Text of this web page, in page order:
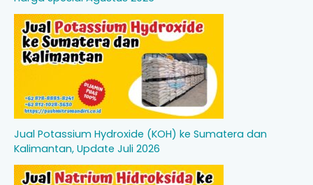
Jual Potassium Hydroxide (KOH) ke Sumatera dan
Kalimantan, Update Juli 2026